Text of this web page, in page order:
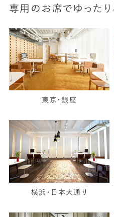
専用のお席でゆったり
東京・銀座
横浜・日本大通り